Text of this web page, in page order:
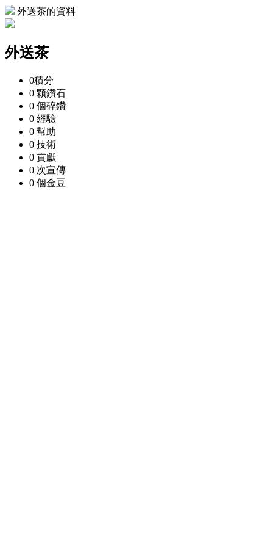
外送茶的資料
外送茶
0積分
0 顆鑽石
0 個碎鑽
0 經驗
0 幫助
0 技術
0 貢獻
0 次宣傳
0 個金豆